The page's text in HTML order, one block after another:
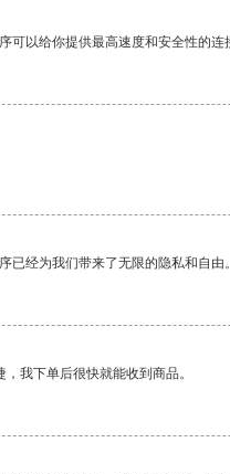
可以给你提供最高速度和安全性的连
已经为我们带来了无限的隐私和自由。
我下单后很快就能收到商品。